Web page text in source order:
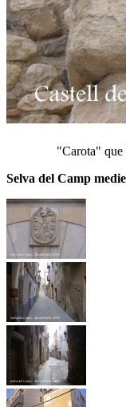
"Carota" que
Selva del Camp